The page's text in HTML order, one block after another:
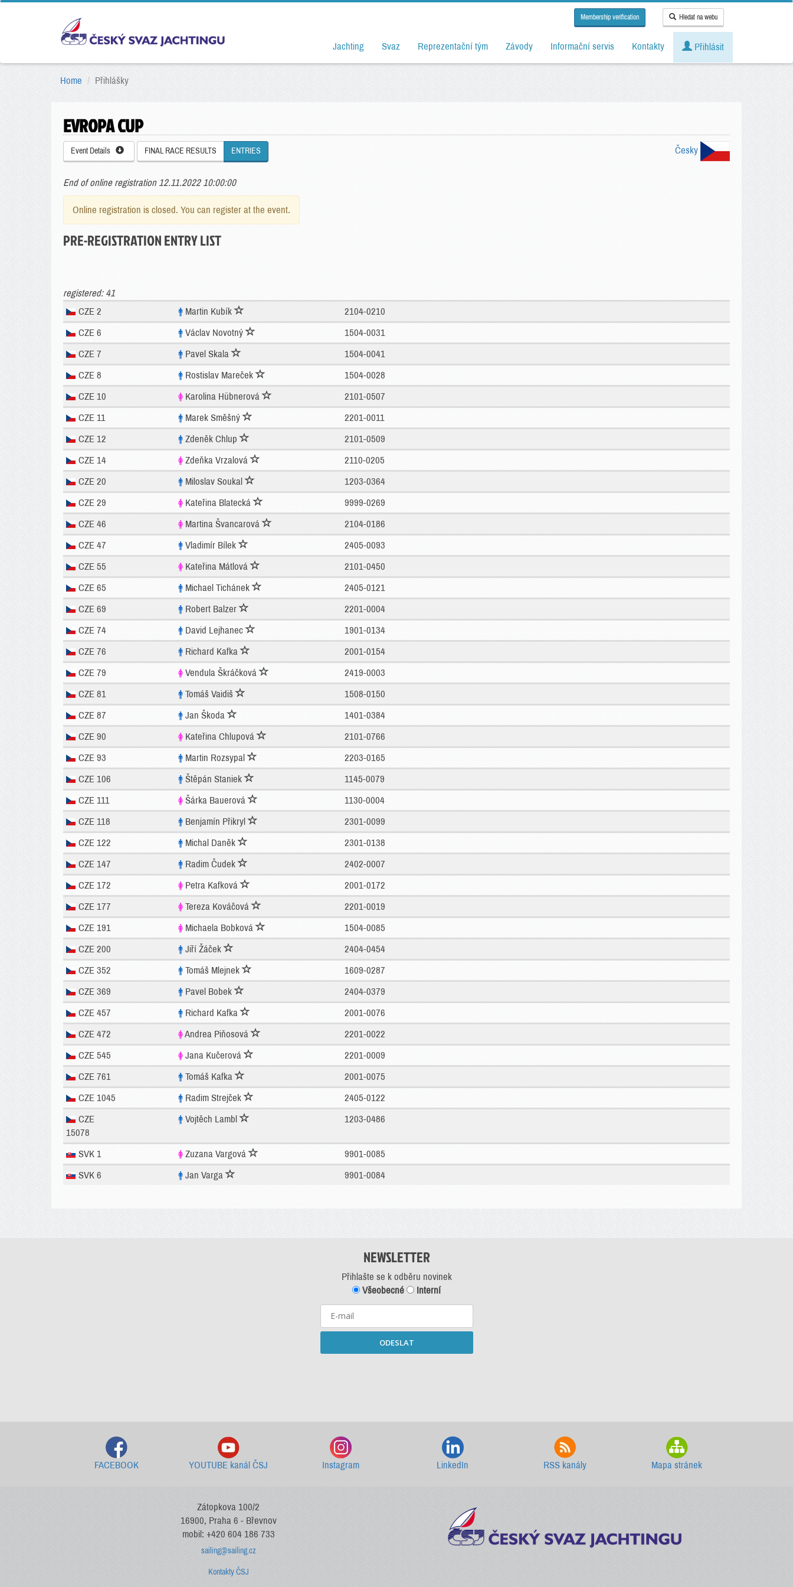
Membership verification Hledat na webu
Jachting Svaz Reprezentační tým Závody Informační servis Kontakty Přihlásit
Home Přihlášky
EVROPA CUP
Event Details FINAL RACE RESULTS ENTRIES Česky
End of online registration 12.11.2022 10:00:00
Online registration is closed. You can register at the event.
PRE-REGISTRATION ENTRY LIST
registered: 41
CZE 2
Martin Kubík 2104-0210
CZE 6 Václav Novotný 1504-0031
CZE 7 Pavel Skala 1504-0041
CZE 8 Rostislav Mareček 1504-0028
CZE 10 Karolina Hübnerová 2101-0507
CZE 11 Marek Směšný 2201-0011
CZE 12 Zdeněk Chlup 2101-0509
CZE 14 Zdeňka Vrzalová 2110-0205
CZE 20 Miloslav Soukal 1203-0364
CZE 29 Kateřina Blatecká 9999-0269
CZE 46 Martina Švancarová 2104-0186
CZE 47 Vladimír Bílek 2405-0093
CZE 55 Kateřina Mátlová 2101-0450
CZE 65 Michael Tichánek 2405-0121
CZE 69 Robert Balzer 2201-0004
CZE 74 David Lejhanec 1901-0134
CZE 76 Richard Kafka 2001-0154
CZE 79 Vendula Škráčková 2419-0003
CZE 81 Tomáš Vaidiš 1508-0150
CZE 87 Jan Škoda 1401-0384
CZE 90 Kateřina Chlupová 2101-0766
CZE 93 Martin Rozsypal 2203-0165
CZE 106 Štěpán Staniek 1145-0079
CZE 111 Šárka Bauerová 1130-0004
CZE 118 Benjamín Přikryl 2301-0099
CZE 122 Michal Daněk 2301-0138
CZE 147 Radim Čudek 2402-0007
CZE 172 Petra Kafková 2001-0172
CZE 177 Tereza Kováčová 2201-0019
CZE 191 Michaela Bobková 1504-0085
CZE 200 Jiří Žáček 2404-0454
CZE 352 Tomáš Mlejnek 1609-0287
CZE 369 Pavel Bobek 2404-0379
CZE 457 Richard Kafka 2001-0076
CZE 472 Andrea Piňosová 2201-0022
CZE 545 Jana Kučerová 2201-0009
CZE 761 Tomáš Kafka 2001-0075
CZE 1045 Radim Strejček 2405-0122
CZE
15078
Vojtěch Lambl 1203-0486
SVK 1 Zuzana Vargová 9901-0085
SVK 6 Jan Varga 9901-0084
NEWSLETTER
Přihlašte se k odběru novinek
Všeobecné
Interní
ODESLAT
FACEBOOK YOUTUBE kanál ČSJ Instagram LinkedIn RSS kanály Mapa stránek
Zátopkova 100/2
16900, Praha 6 - Břevnov
mobil: +420 604 186 733
sailing@sailing.cz
Kontakty ČSJ